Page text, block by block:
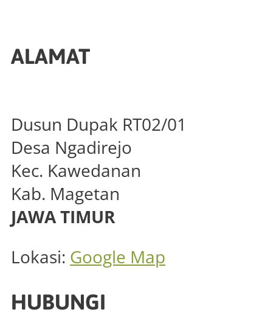
ALAMAT
Dusun Dupak RT02/01
Desa Ngadirejo
Kec. Kawedanan
Kab. Magetan
JAWA TIMUR
Lokasi: Google Map
HUBUNGI